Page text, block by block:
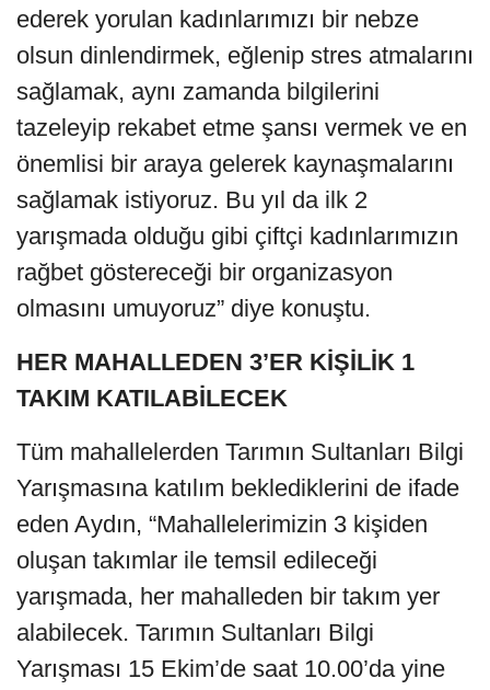
ederek yorulan kadınlarımızı bir nebze
olsun dinlendirmek, eğlenip stres atmalarını
sağlamak, aynı zamanda bilgilerini
tazeleyip rekabet etme şansı vermek ve en
önemlisi bir araya gelerek kaynaşmalarını
sağlamak istiyoruz. Bu yıl da ilk 2
yarışmada olduğu gibi çiftçi kadınlarımızın
rağbet göstereceği bir organizasyon
olmasını umuyoruz” diye konuştu.
HER MAHALLEDEN 3’ER KİŞİLİK 1
TAKIM KATILABİLECEK
Tüm mahallelerden Tarımın Sultanları Bilgi
Yarışmasına katılım beklediklerini de ifade
eden Aydın, “Mahallelerimizin 3 kişiden
oluşan takımlar ile temsil edileceği
yarışmada, her mahalleden bir takım yer
alabilecek. Tarımın Sultanları Bilgi
Yarışması 15 Ekim’de saat 10.00’da yine